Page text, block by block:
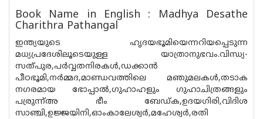
Book Name in English : Madhya Desathe
Charithra Pathangal
ഇന്ത്യയുടെ ഹൃദയഭൂമിയെന്നറിയപ്പെടുന്ന
മധ്യപ്രദേശിലൂടെയുള്ള യാത്രാനുഭവം.വിന്ധ്യ-
സത്പുര,പര്‍വ്വതനിരകള്‍,ഡക്കാ‌ന്‍
പീഠഭൂമി,നര്‍മ്മദ,മാണ്ഡവത്തിലെ മഞുമലകള്‍,തടാക
നഗരമായ ഭോപ്പാല്‍,ഗുഹാഹളും ഗുഹാചിത്രങ്ങളും
പര്രുന്ന്അ ഭീം ബേഡ്ക,ഉദയഗിരി,വിദിശ
സാഞ്ചി,ഉജ്ജയിനി,ഓംകാലേശ്വര്‍,മഹേശ്വര്‍,രതി